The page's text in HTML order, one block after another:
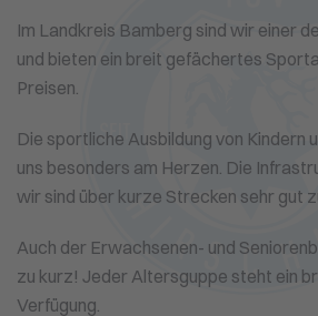
Im Landkreis Bamberg sind wir einer
und bieten ein breit gefächertes
Preisen.
Die sportliche Ausbildung von Kindern
uns besonders am Herzen. Die
wir sind über kurze Strecken sehr gut
Auch der Erwachsenen- und
zu kurz! Jeder Altersguppe steht ein
Verfügung.